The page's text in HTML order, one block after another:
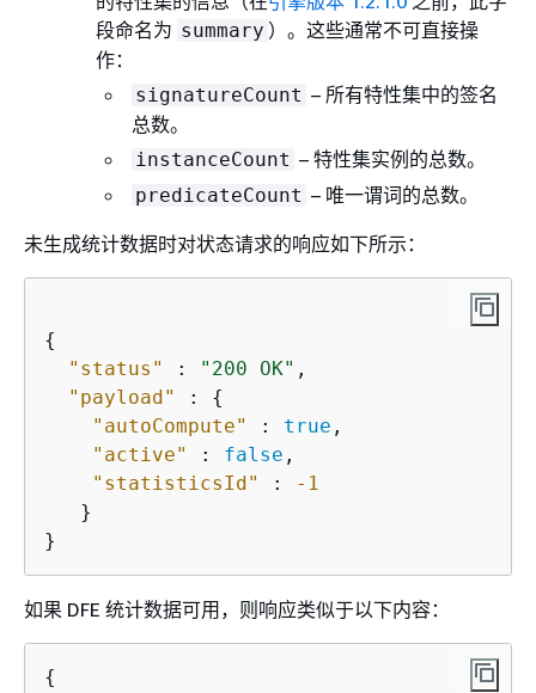
段命名为 summary ）。这些通常不可直接操
作：
signatureCount – 所有特性集中的签名
总数。
instanceCount – 特性集实例的总数。
predicateCount – 唯一谓词的总数。
未生成统计数据时对状态请求的响应如下所示：
{
"status"
: "200 OK" ,
"payload"
: {
"autoCompute"
: true ,
"active"
: false ,
"statisticsId"
:
-1
   }
}
如果 DFE 统计数据可用，则响应类似于以下内容：
{